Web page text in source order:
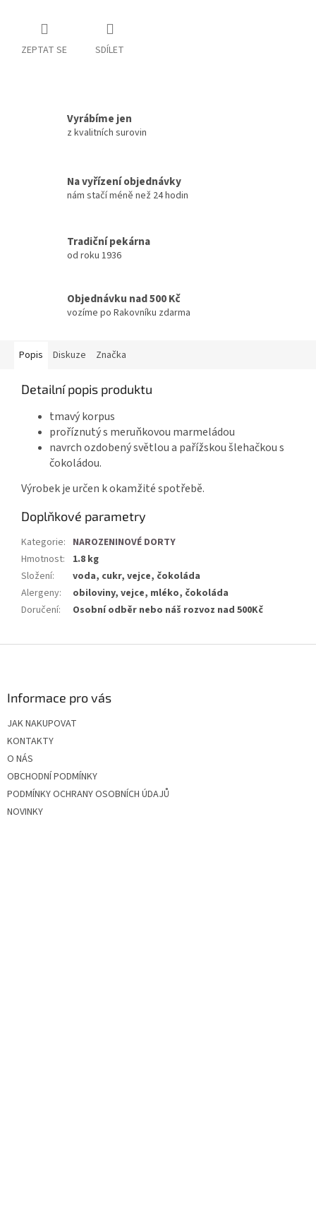
ZEPTAT SE SDÍLET
Vyrábíme jen
z kvalitních surovin
Na vyřízení objednávky
nám stačí méně než 24 hodin
Tradiční pekárna
od roku 1936
Objednávku nad 500 Kč
vozíme po Rakovníku zdarma
Popis Diskuze Značka
Detailní popis produktu
tmavý korpus
proříznutý s meruňkovou marmeládou
navrch ozdobený světlou a pařížskou šlehačkou s
čokoládou.
Výrobek je určen k okamžité spotřebě.
Doplňkové parametry
Kategorie: NAROZENINOVÉ DORTY
Hmotnost:
1.8 kg
Složení:
voda, cukr, vejce, čokoláda
Alergeny:
obiloviny, vejce, mléko, čokoláda
Doručení: Osobní odběr nebo náš rozvoz nad 500Kč
Informace pro vás
JAK NAKUPOVAT
KONTAKTY
O NÁS
OBCHODNÍ PODMÍNKY
PODMÍNKY OCHRANY OSOBNÍCH ÚDAJŮ
NOVINKY